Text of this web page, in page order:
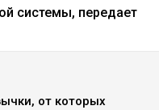
системы, передает
от которых